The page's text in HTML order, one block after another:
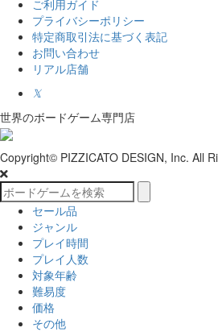
ご利用ガイド
プライバシーポリシー
特定商取引法に基づく表記
お問い合わせ
リアル店舗
𝕏
世界のボードゲーム専門店
Copyright© PIZZICATO DESIGN, Inc. All
セール品
ジャンル
プレイ時間
プレイ人数
対象年齢
難易度
価格
その他